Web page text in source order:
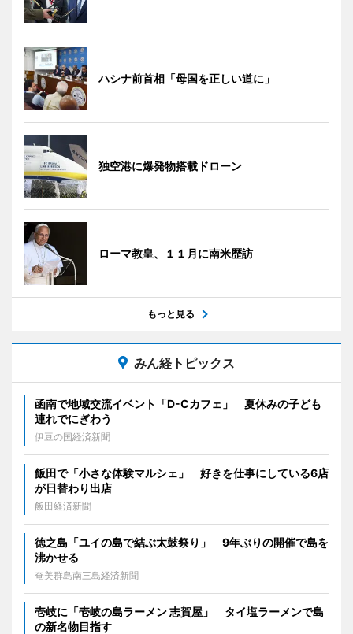
ハシナ前首相「母国を正しい道に」
独空港に爆発物搭載ドローン
ローマ教皇、１１月に南米歴訪
もっと見る
みん経トピックス
函南で地域交流イベント「D-Cカフェ」 夏休みの子ども
連れでにぎわう
伊豆の国経済新聞
飯田で「小さな体験マルシェ」 好きを仕事にしている6店
が日替わり出店
飯田経済新聞
徳之島「ユイの島で結ぶ太鼓祭り」 9年ぶりの開催で島を
沸かせる
奄美群島南三島経済新聞
壱岐に「壱岐の島ラーメン 志賀屋」 タイ塩ラーメンで島
の新名物目指す